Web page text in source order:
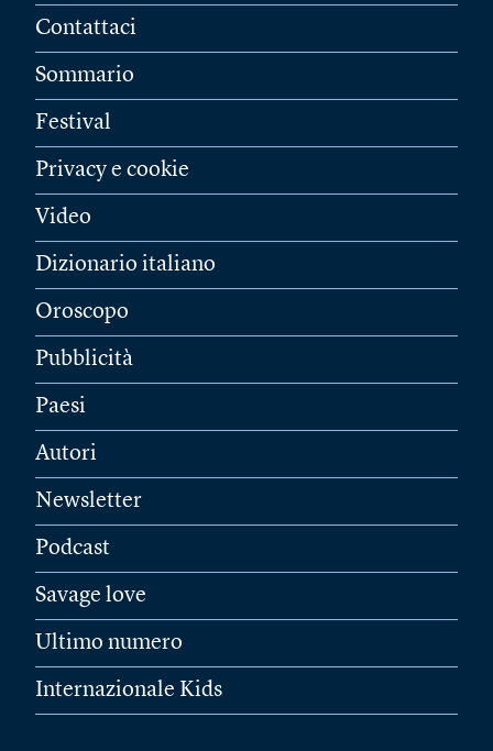
Contattaci
Sommario
Festival
Privacy e cookie
Video
Dizionario italiano
Oroscopo
Pubblicità
Paesi
Autori
Newsletter
Podcast
Savage love
Ultimo numero
Internazionale Kids